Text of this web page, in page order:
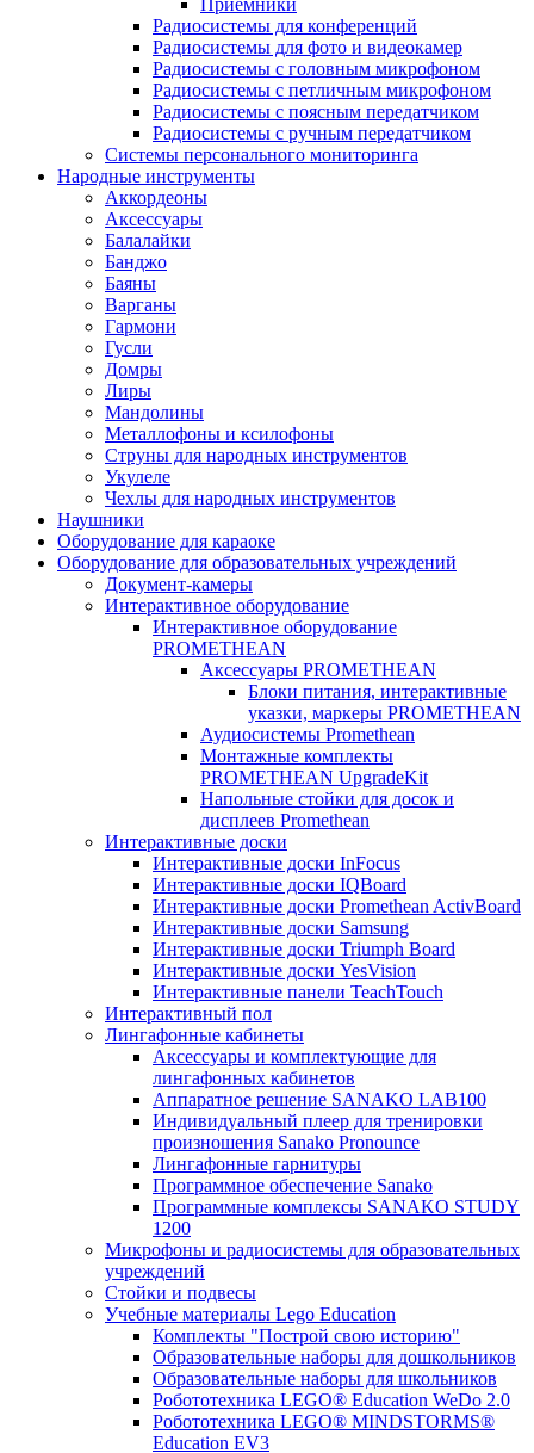
Приемники
Радиосистемы для конференций
Радиосистемы для фото и видеокамер
Радиосистемы с головным микрофоном
Радиосистемы с петличным микрофоном
Радиосистемы с поясным передатчиком
Радиосистемы с ручным передатчиком
Системы персонального мониторинга
Народные инструменты
Аккордеоны
Аксессуары
Балалайки
Банджо
Баяны
Варганы
Гармони
Гусли
Домры
Лиры
Мандолины
Металлофоны и ксилофоны
Струны для народных инструментов
Укулеле
Чехлы для народных инструментов
Наушники
Оборудование для караоке
Оборудование для образовательных учреждений
Документ-камеры
Интерактивное оборудование
Интерактивное оборудование
PROMETHEAN
Аксессуары PROMETHEAN
Блоки питания, интерактивные
указки, маркеры PROMETHEAN
Аудиосистемы Promethean
Монтажные комплекты
PROMETHEAN UpgradeKit
Напольные стойки для досок и
дисплеев Promethean
Интерактивные доски
Интерактивные доски InFocus
Интерактивные доски IQBoard
Интерактивные доски Promethean ActivBoard
Интерактивные доски Samsung
Интерактивные доски Triumph Board
Интерактивные доски YesVision
Интерактивные панели TeachTouch
Интерактивный пол
Лингафонные кабинеты
Аксессуары и комплектующие для
лингафонных кабинетов
Аппаратное решение SANAKO LAB100
Индивидуальный плеер для тренировки
произношения Sanako Pronounce
Лингафонные гарнитуры
Программное обеспечение Sanako
Программные комплексы SANAKO STUDY
1200
Микрофоны и радиосистемы для образовательных
учреждений
Стойки и подвесы
Учебные материалы Lego Education
Комплекты "Построй свою историю"
Образовательные наборы для дошкольников
Образовательные наборы для школьников
Робототехника LEGO® Education WeDo 2.0
Робототехника LEGO® MINDSTORMS®
Education EV3